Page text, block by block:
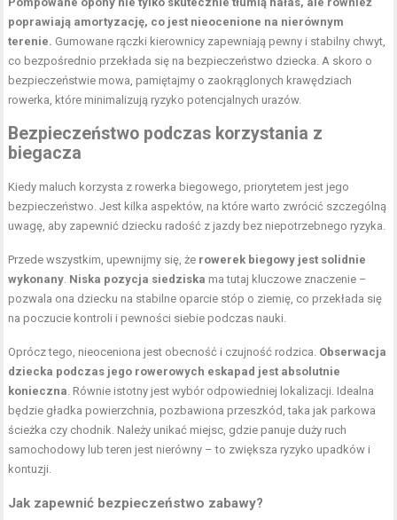
poprawiają amortyzację, co jest nieocenione na nierównym
terenie. Gumowane rączki kierownicy zapewniają pewny i stabilny chwyt,
co bezpośrednio przekłada się na bezpieczeństwo dziecka. A skoro o
bezpieczeństwie mowa, pamiętajmy o zaokrąglonych krawędziach
rowerka, które minimalizują ryzyko potencjalnych urazów.
Bezpieczeństwo podczas korzystania z
biegacza
Kiedy maluch korzysta z rowerka biegowego, priorytetem jest jego
bezpieczeństwo. Jest kilka aspektów, na które warto zwrócić szczególną
uwagę, aby zapewnić dziecku radość z jazdy bez niepotrzebnego ryzyka.
Przede wszystkim, upewnijmy się, że rowerek biegowy jest solidnie
wykonany Niska pozycja siedziska ma tutaj kluczowe znaczenie –
pozwala ona dziecku na stabilne oparcie stóp o ziemię, co przekłada się
na poczucie kontroli i pewności siebie podczas nauki.
Oprócz tego, nieoceniona jest obecność i czujność rodzica. Obserwacja
dziecka podczas jego rowerowych eskapad jest absolutnie
konieczna . Równie istotny jest wybór odpowiedniej lokalizacji. Idealna
będzie gładka powierzchnia, pozbawiona przeszkód, taka jak parkowa
ścieżka czy chodnik. Należy unikać miejsc, gdzie panuje duży ruch
samochodowy lub teren jest nierówny – to zwiększa ryzyko upadków i
kontuzji.
Jak zapewnić bezpieczeństwo zabawy?